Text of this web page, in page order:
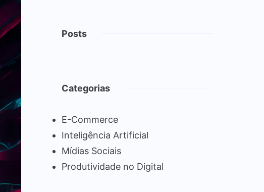
Posts
Categorias
E-Commerce
Inteligência Artificial
Mídias Sociais
Produtividade no Digital